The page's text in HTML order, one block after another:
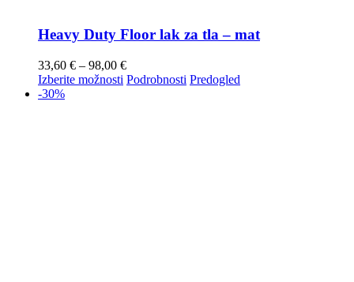
Heavy Duty Floor lak za tla – mat
33,60 € – 98,00 €
Izberite možnosti Podrobnosti Predogled
-30%